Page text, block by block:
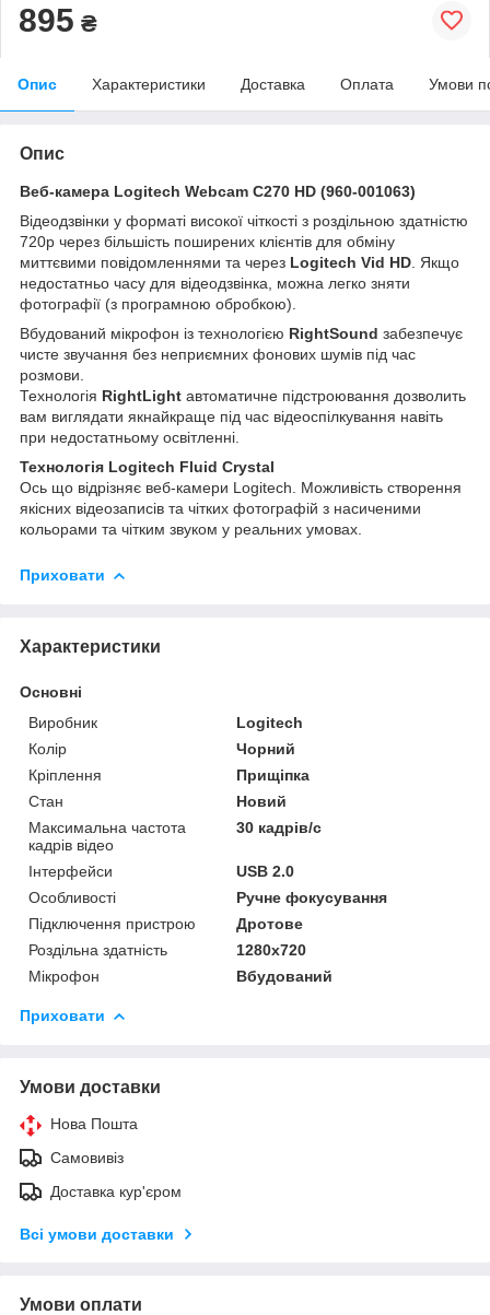
895 ₴
Опис Характеристики Доставка Оплата Умови
Опис
Веб-камера Logitech Webcam C270 HD (960-001063)
Відеодзвінки у форматі високої чіткості з роздільною здатністю
720p через більшість поширених клієнтів для обміну
миттєвими повідомленнями та через Logitech Vid HD . Якщо
недостатньо часу для відеодзвінка, можна легко зняти
фотографії (з програмною обробкою).
Вбудований мікрофон із технологією RightSound забезпечує
чисте звучання без неприємних фонових шумів під час
розмови.
Технологія RightLight автоматичне підстроювання дозволить
вам виглядати якнайкраще під час відеоспілкування навіть
при недостатньому освітленні.
Технологія Logitech Fluid Crystal
Ось що відрізняє веб-камери Logitech. Можливість створення
якісних відеозаписів та чітких фотографій з насиченими
кольорами та чітким звуком у реальних умовах.
Приховати
Характеристики
Основні
Виробник
Logitech
Колір
Чорний
Кріплення
Прищіпка
Стан
Новий
Максимальна частота
кадрів відео
30 кадрів/с
Інтерфейси
USB 2.0
Особливості
Ручне фокусування
Підключення пристрою
Дротове
Роздільна здатність
1280x720
Мікрофон
Вбудований
Приховати
Умови доставки
Нова Пошта
Самовивіз
Доставка кур'єром
Всі умови доставки
Умови оплати